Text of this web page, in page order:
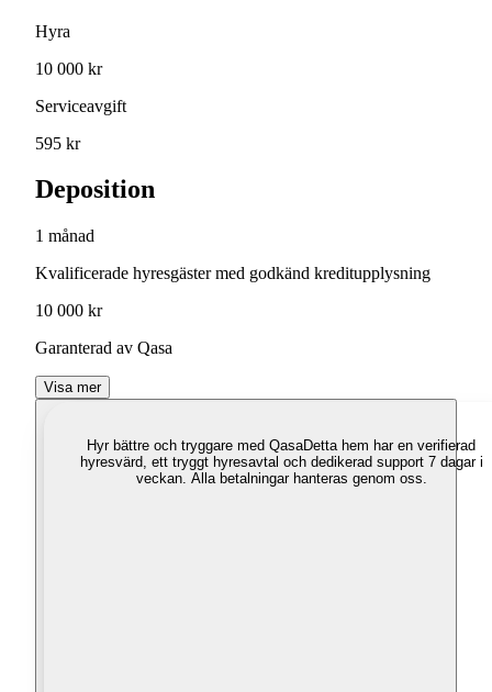
Hyra
10 000 kr
Serviceavgift
595 kr
Deposition
1 månad
Kvalificerade hyresgäster med godkänd kreditupplysning
10 000 kr
Garanterad av Qasa
Visa mer
Hyr bättre och tryggare med QasaDetta hem har en verifierad
hyresvärd, ett tryggt hyresavtal och dedikerad support 7 dagar i
veckan. Alla betalningar hanteras genom oss.